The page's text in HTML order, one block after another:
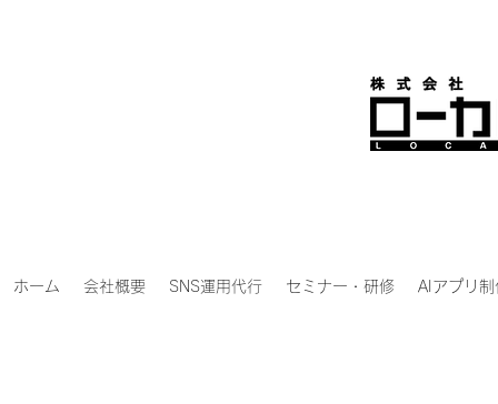
ホーム 会社概要 SNS運用代行 セミナー・研修 AIアプリ制